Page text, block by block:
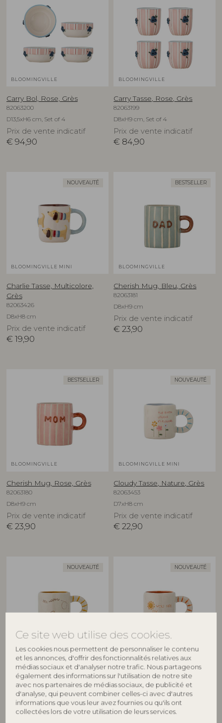
Ce site web utilise des cookies.
Les cookies nous permettent de personnaliser le contenu
et les annonces, d'offrir des fonctionnalités relatives aux
médias sociaux et d'analyser notre trafic. Nous partageons
également des informations sur l'utilisation de notre site
avec nos partenaires de médias sociaux, de publicité et
d'analyse, qui peuvent combiner celles-ci avec d'autres
informations que vous leur avez fournies ou qu'ils ont
collectées lors de votre utilisation de leurs services.
BLOOMINGVILLE
Carry Bol, Rose, Grès
82063200
D13,5xH6 cm, Set of 4
Prix de vente indicatif
€ 94,90
BLOOMINGVILLE
Carry Tasse, Rose, Grès
82063199
D8xH9 cm, Set of 4
Prix de vente indicatif
€ 84,90
NOUVEAUTÉ
BLOOMINGVILLE MINI
Charlie Tasse, Multicolore,
Grès
82063426
D8xH8 cm
Prix de vente indicatif
€ 19,90
BESTSELLER
BLOOMINGVILLE
Cherish Mug, Bleu, Grès
82063181
D8xH9 cm
Prix de vente indicatif
€ 23,90
BESTSELLER
BLOOMINGVILLE
Cherish Mug, Rose, Grès
82063180
D8xH9 cm
Prix de vente indicatif
€ 23,90
NOUVEAUTÉ
BLOOMINGVILLE MINI
Cloudy Tasse, Nature, Grès
82063453
D7xH8 cm
Prix de vente indicatif
€ 22,90
NOUVEAUTÉ
BLOOMINGVILLE MINI
Cloudy Tasse, Nature, Grès
82063454
D7xH8 cm
Prix de vente indicatif
22,90
NOUVEAUTÉ
BLOOMINGVILLE MINI
Cloudy Tasse, Nature, Grès
82063455
D7xH8 cm
Prix de vente indicatif
€ 22,90